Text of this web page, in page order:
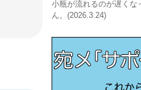
小瓶が流れるのが遅くな
ん。(2026.3.24)